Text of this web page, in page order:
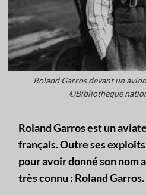
Roland Garros devant un
©Bibliothèque
Roland Garros est un
français. Outre ses
pour avoir donné son nom
trèsconnu : Roland Garros.